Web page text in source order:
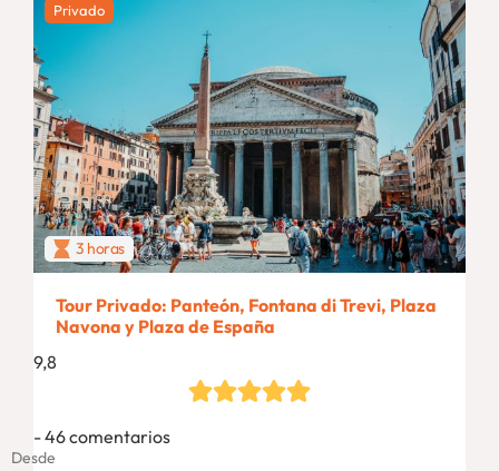
Privado
3 horas
Tour Privado: Panteón, Fontana di Trevi, Plaza
Navona y Plaza de España
9,8
46 comentarios
Desde